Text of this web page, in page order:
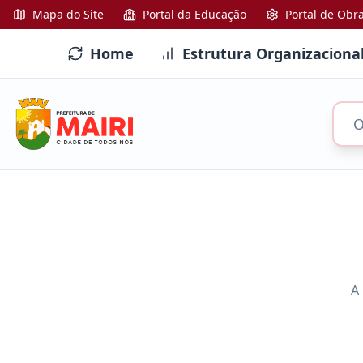
Mapa do Site Portal da Educação Portal de
Home Estrutura